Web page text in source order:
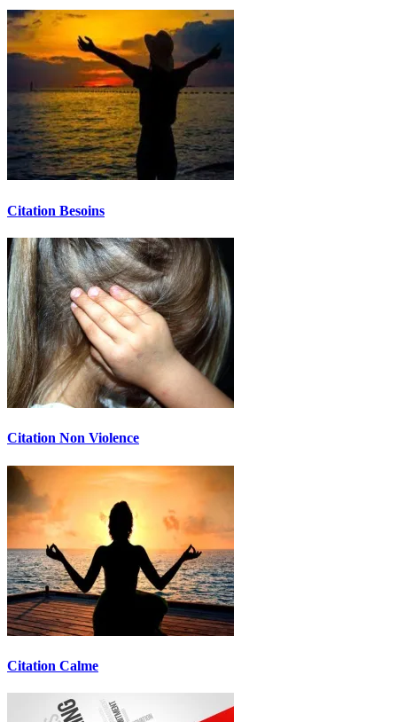
Citation Besoins
Citation Non Violence
Citation Calme